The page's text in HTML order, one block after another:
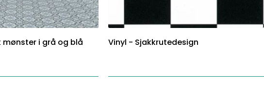
mønster i grå og blå Vinyl - Sjakkrutedesign